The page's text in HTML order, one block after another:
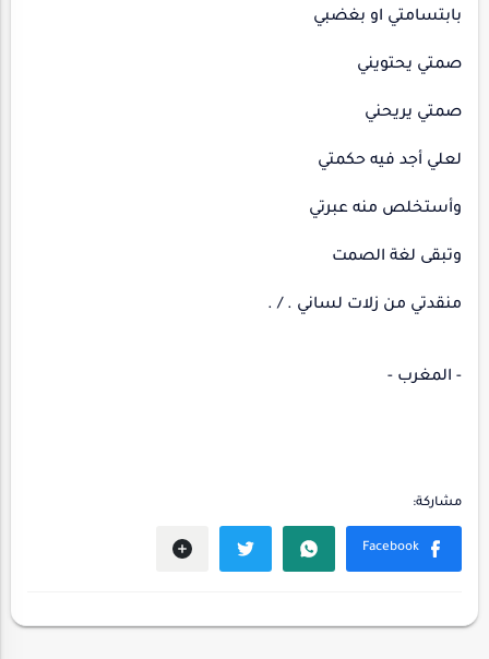
بابتسامتي او بغضبي
صمتي يحتويني
صمتي يريحني
لعلي أجد فيه حكمتي
وأستخلص منه عبرتي
وتبقى لغة الصمت
منقدتي من زلات لساني . / .
- المغرب -